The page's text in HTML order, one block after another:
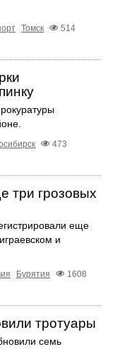
Томск
514
473
три грозовых
еще
и
Бурятия
1608
тротуары
семь